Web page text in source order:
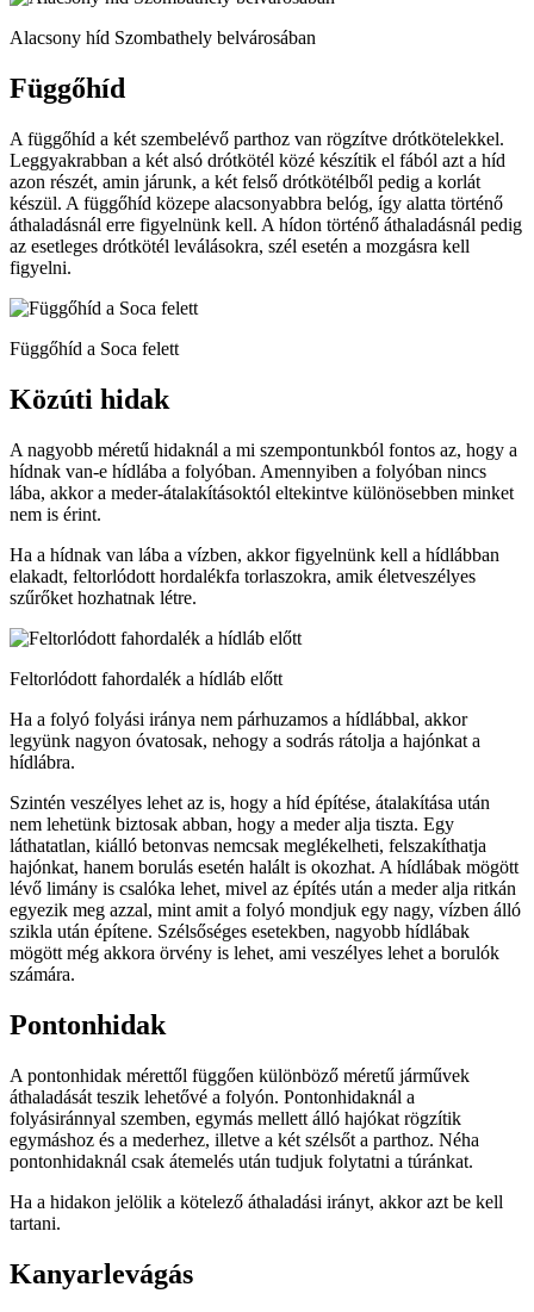
Alacsony híd Szombathely belvárosában
Függőhíd
A függőhíd a két szembelévő parthoz van rögzítve drótkötelekkel.
Leggyakrabban a két alsó drótkötél közé készítik el fából azt a híd
azon részét, amin járunk, a két felső drótkötélből pedig a korlát
készül. A függőhíd közepe alacsonyabbra belóg, így alatta történő
áthaladásnál erre figyelnünk kell. A hídon történő áthaladásnál pedig
az esetleges drótkötél leválásokra, szél esetén a mozgásra kell
figyelni.
Függőhíd a Soca felett
Közúti hidak
A nagyobb méretű hidaknál a mi szempontunkból fontos az, hogy a
hídnak van-e hídlába a folyóban. Amennyiben a folyóban nincs
lába, akkor a meder-átalakításoktól eltekintve különösebben minket
nem is érint.
Ha a hídnak van lába a vízben, akkor figyelnünk kell a hídlábban
elakadt, feltorlódott hordalékfa torlaszokra, amik életveszélyes
szűrőket hozhatnak létre.
Feltorlódott fahordalék a hídláb előtt
Ha a folyó folyási iránya nem párhuzamos a hídlábbal, akkor
legyünk nagyon óvatosak, nehogy a sodrás rátolja a hajónkat a
hídlábra.
Szintén veszélyes lehet az is, hogy a híd építése, átalakítása után
nem lehetünk biztosak abban, hogy a meder alja tiszta. Egy
láthatatlan, kiálló betonvas nemcsak meglékelheti, felszakíthatja
hajónkat, hanem borulás esetén halált is okozhat. A hídlábak mögött
lévő limány is csalóka lehet, mivel az építés után a meder alja ritkán
egyezik meg azzal, mint amit a folyó mondjuk egy nagy, vízben álló
szikla után építene. Szélsőséges esetekben, nagyobb hídlábak
mögött még akkora örvény is lehet, ami veszélyes lehet a borulók
számára.
Pontonhidak
A pontonhidak mérettől függően különböző méretű járművek
áthaladását teszik lehetővé a folyón. Pontonhidaknál a
folyásiránnyal szemben, egymás mellett álló hajókat rögzítik
egymáshoz és a mederhez, illetve a két szélsőt a parthoz. Néha
pontonhidaknál csak átemelés után tudjuk folytatni a túránkat.
Ha a hidakon jelölik a kötelező áthaladási irányt, akkor azt be kell
tartani.
Kanyarlevágás